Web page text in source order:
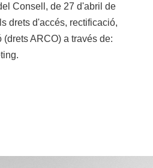
Consell, de 27 d'abril de
drets d'accés, rectificació,
ARCO) a través de: